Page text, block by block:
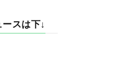
スは下↓